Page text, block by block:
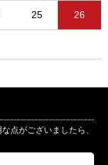
25 26
点がございましたら、